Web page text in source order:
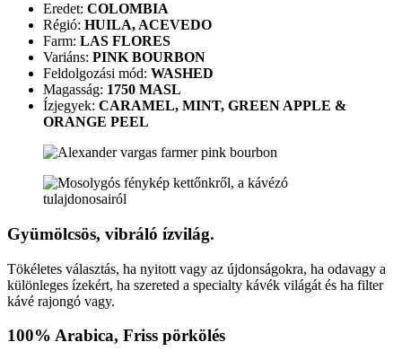
Eredet: COLOMBIA
Régió: HUILA, ACEVEDO
Farm: LAS FLORES
Variáns: PINK BOURBON
Feldolgozási mód: WASHED
Magasság: 1750 MASL
Ízjegyek: CARAMEL, MINT, GREEN APPLE &
ORANGE PEEL
Gyümölcsös, vibráló ízvilág.
Tökéletes választás, ha nyitott vagy az újdonságokra, ha odavagy a
különleges ízekért, ha szereted a specialty kávék világát és ha filter
kávé rajongó vagy.
100% Arabica, Friss pörkölés